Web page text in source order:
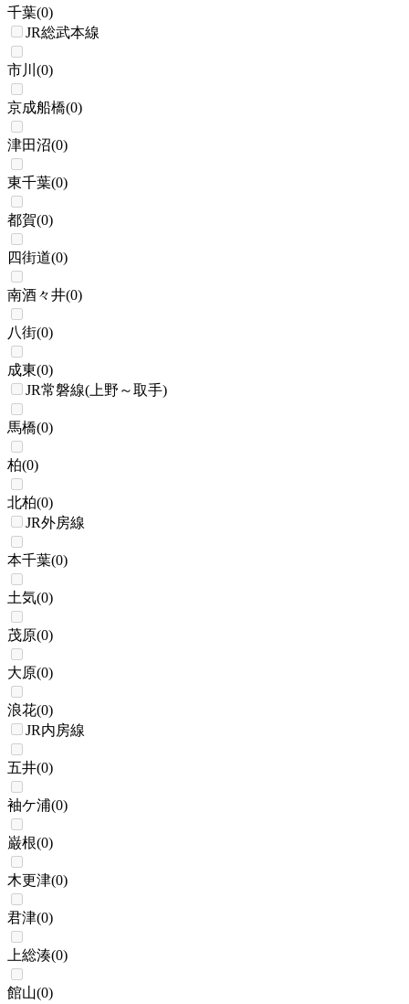
千葉(0)
JR総武本線
市川 (0)
京成船橋(0)
津田沼(0)
東千葉(0)
都賀(0)
四街道(0)
南酒々井(0)
八街(0)
成東(0)
JR常磐線(上野～取手)
馬橋(0)
柏(0)
北柏(0)
JR外房線
本千葉(0)
土気(0)
茂原(0)
大原(0)
浪花(0)
JR内房線
五井(0)
袖ケ浦(0)
巌根(0)
木更津(0)
君津(0)
上総湊(0)
館山(0)